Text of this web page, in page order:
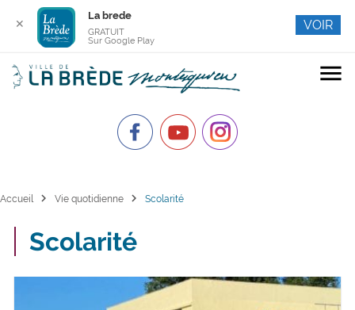
menu
Accueil chevron_right Vie quotidienne chevron_right Scolarité
Scolarité
✕
La brede
GRATUIT
Sur Google Play
VOIR